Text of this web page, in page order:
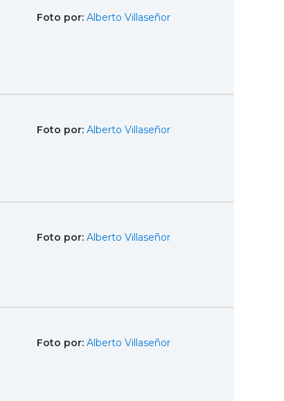
Foto por: Alberto Villaseñor
Foto por: Alberto Villaseñor
Foto por: Alberto Villaseñor
Foto por: Alberto Villaseñor